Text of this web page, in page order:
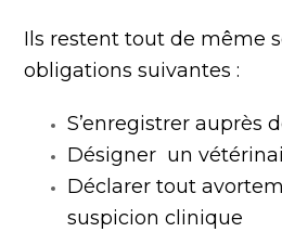
Ils restent tout de même
obligations suivantes :
S’enregistrer auprès
Désigner un
Déclarer tout
suspicion clinique